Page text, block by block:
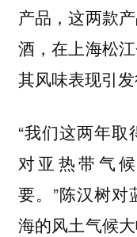
产品，这两款
酒，在上海松
其风味表现引发
“我们这两年
对亚热带气
要。”陈汉树对
海的风土气候